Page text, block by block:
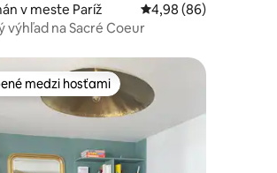
4,91 z 5, počet hodnotení: 11
v meste Paríž Priemerné
4,98 (86)
výhľad na Sacré Coeur
medzi hosťami
medzi hosťami